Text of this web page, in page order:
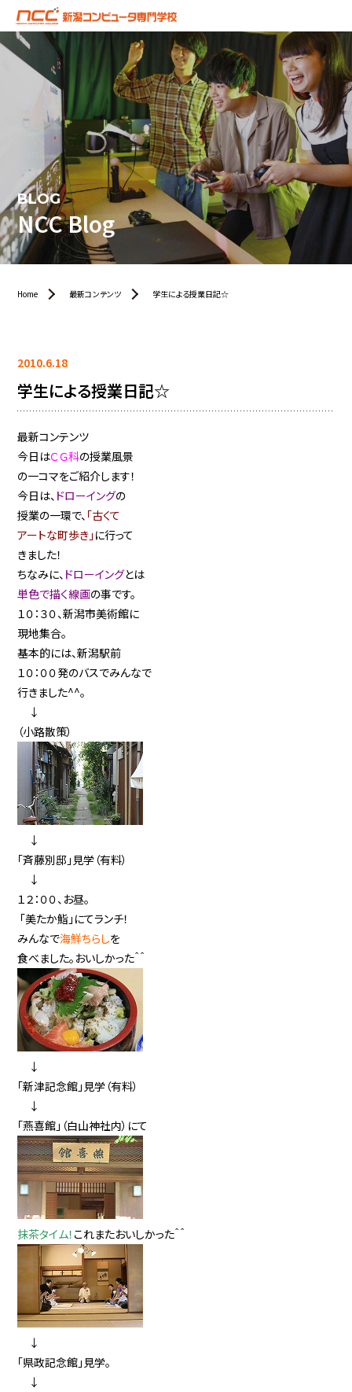
BLOG
NCC Blog
Home 最新コンテンツ 学生による授業日記☆
2010.6.18
学生による授業日記☆
最新コンテンツ
今日はＣＧ科の授業風景
の一コマをご紹介します！
今日は、 ドローイングの
授業の一環で、 「古くて
アートな町歩き」 に行って
きました！
ちなみに、 ドローイングとは
単色で描く線画の事です。
１０：３０、新潟市美術館に
現地集合。
基本的には、新潟駅前
１０：００発のバスでみんなで
行きました^^。
↓
（小路散策）
↓
「斉藤別邸」見学（有料）
↓
１２：００、お昼。
「美たか鮨」にてランチ！
みんなで海鮮ちらしを
食べました。おいしかった＾＾
↓
「新津記念館」見学（有料）
↓
「燕喜館」（白山神社内）にて
抹茶タイム！ これまたおいしかった＾＾
↓
「県政記念館」見学。
↓